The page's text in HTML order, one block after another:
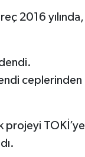
2016 yılında,
ceplerinden
projeyi TOKİ’ye